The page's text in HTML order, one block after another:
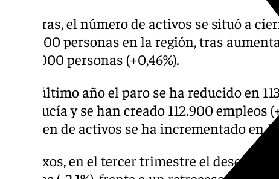
Mientras, el número de activos se situó a
4.173.800 personas en la región, tras
en 19.000 personas (+0,46%).
En el último año el paro se ha reducido en
Andalucía y se han creado 112.900 empleos
volumen de activos se ha incrementado en
Por sexos, en el tercer trimestre el